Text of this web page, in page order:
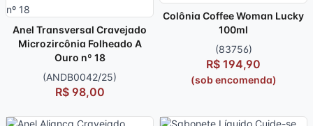
Anel Transversal Cravejado
Microzircônia Folheado A
Ouro nº 18
(ANDB0042/25)
R$ 98,00
Colônia Coffee Woman Lucky
100ml
(83756)
R$ 194,90
(sob encomenda)